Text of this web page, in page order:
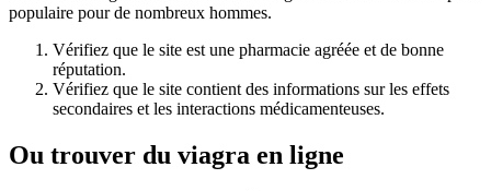
populaire pour de nombreux hommes.
Vérifiez que le site est une pharmacie agréée et de bonne
réputation.
Vérifiez que le site contient des informations sur les effets
secondaires et les interactions médicamenteuses.
Ou trouver du viagra en ligne